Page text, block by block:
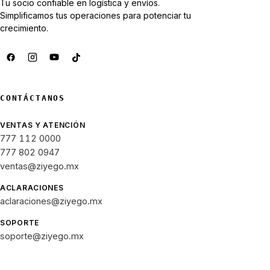
Tu socio confiable en logística y envíos.
Simplificamos tus operaciones para potenciar tu
crecimiento.
CONTÁCTANOS
VENTAS Y ATENCIÓN
777 112 0000
777 802 0947
ventas@ziyego.mx
ACLARACIONES
aclaraciones@ziyego.mx
SOPORTE
soporte@ziyego.mx